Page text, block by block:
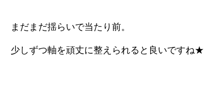
まだまだ揺らいで当たり前。
少しずつ軸を頑丈に整えられると良いですね★